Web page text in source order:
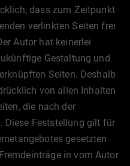
dass zum Zeitpunkt
verlinkten Seiten frei
Autor hat keinerlei
Gestaltung und
Seiten. Deshalb
von allen Inhalten
die nach der
Diese Feststellung gilt für
gesetzten
in vom Autor